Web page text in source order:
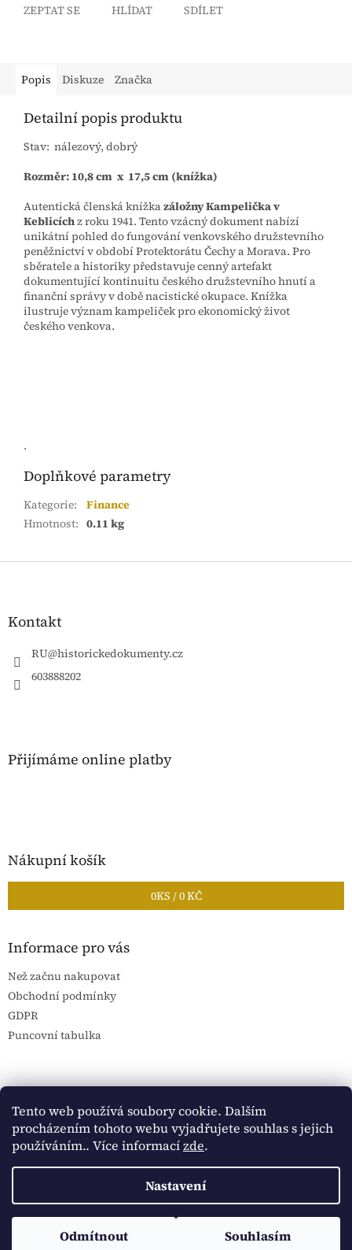
Tento web používá soubory cookie. Dalším
procházením tohoto webu vyjadřujete souhlas s jejich
používáním.. Více informacízde.
Nastavení
Odmítnout Souhlasím
Sledujte Historické dokumenty na Facebooku:
ZEPTAT SE HLÍDAT SDÍLET
Popis Diskuze Značka
Detailní popis produktu
Stav: nálezový, dobrý
Rozměr: 10,8 cm x 17,5 cm (knížka)
Autentická členská knížkazáložny Kampelička v
Keblicíchz roku 1941. Tento vzácný dokument nabízí
unikátní pohled do fungování venkovského družstevního
peněžnictví v období Protektorátu Čechy a Morava. Pro
sběratele a historiky představuje cenný artefakt
dokumentující kontinuitu českého družstevního hnutí a
finanční správy v době nacistické okupace. Knížka
ilustruje význam kampeliček pro ekonomický život
českého venkova.
.
Doplňkové parametry
Kategorie:
Finance
Hmotnost: 0.11 kg
Z
Kontakt
RU@historickedokumenty.cz
603888202
Přijímáme online platby
Nákupní košík
0KS /0 KČ
Informace pro vás
Než začnu nakupovat
Obchodní podmínky
GDPR
Puncovní tabulka
Copyright 2026Historické dokumenty. Všechna práva